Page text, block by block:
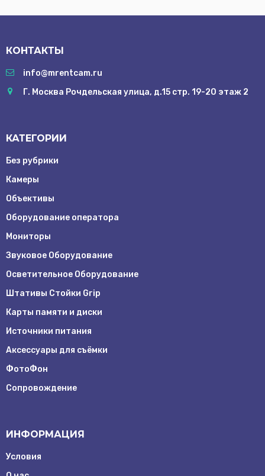
КОНТАКТЫ
info@mrentcam.ru
Г. Москва Рочдельская улица, д.15 стр. 19-20 этаж 2
КАТЕГОРИИ
Без рубрики
Камеры
Объективы
Оборудование оператора
Мониторы
Звуковое Оборудование
Осветительное Оборудование
Штативы Стойки Grip
Карты памяти и диски
Источники питания
Аксессуары для съёмки
ФотоФон
Сопровождение
ИНФОРМАЦИЯ
Условия